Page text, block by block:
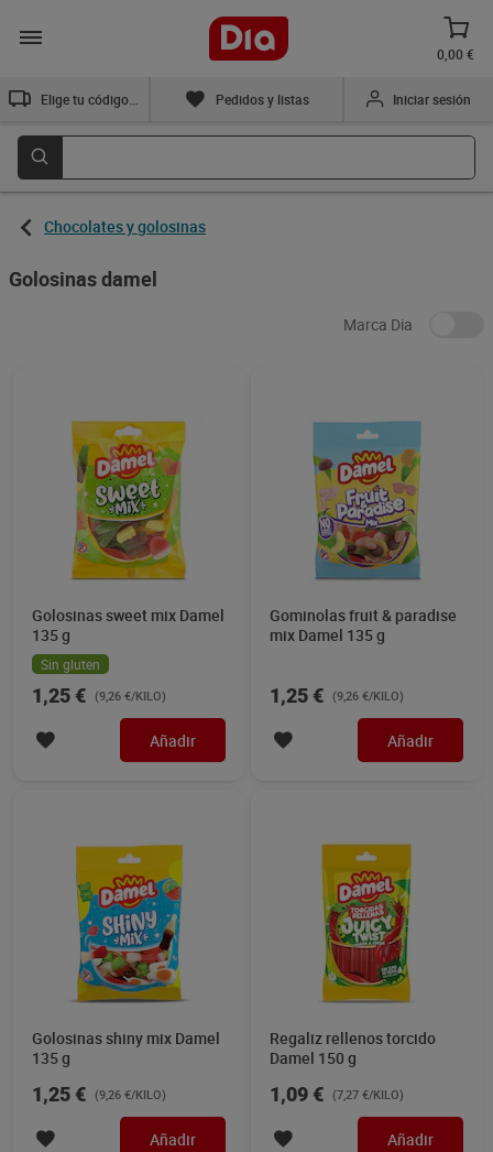
0,00 €
Pedidos y listas Iniciar sesión
Chocolates y golosinas
Golosinas damel
Marca Dia
Golosinas sweet mix Damel
135 g
Sin gluten
1,25 € (9,26 €/KILO)
Añadir
Gominolas fruit & paradise
mix Damel 135 g
1,25 € (9,26 €/KILO)
Añadir
Golosinas shiny mix Damel
135 g
1,25 € (9,26 €/KILO)
Añadir
Regaliz rellenos torcido
Damel 150 g
1,09 € (7,27 €/KILO)
Añadir